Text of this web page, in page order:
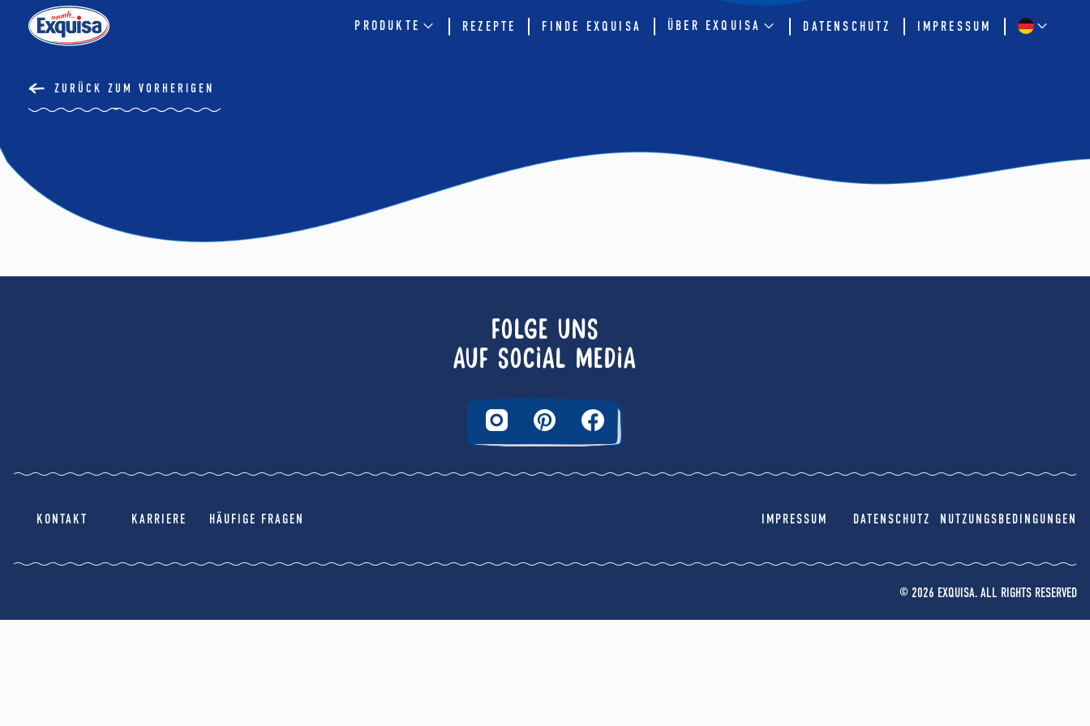
PRODUKTE REZEPTE FINDE EXQUISA ÜBER EXQUISA DATENSCHUTZ IMPRESSUM
ZURÜCK ZUM VORHERIGEN
FOLGE UNS
AUF SOCIAL MEDIA
KONTAKT KARRIERE HÄUFIGE FRAGEN IMPRESSUM DATENSCHUTZ NUTZUNGSBEDINGUNGEN
© 2026 EXQUISA. ALL RIGHTS RESERVED